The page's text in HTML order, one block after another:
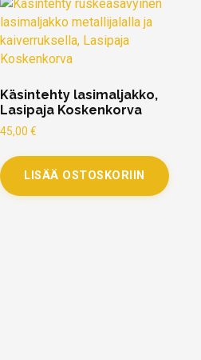
Käsintehty lasimaljakko,
Lasipaja Koskenkorva
45,00 €
LISÄÄ OSTOSKORIIN